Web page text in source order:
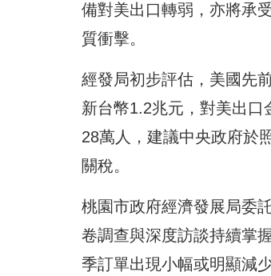
備對美出口轉弱，亦將承
質衝擊。
經發局初步評估，美國先
新台幣1.2兆元，對美出
28萬人，建議中央政府於
關稅。
桃園市政府經濟發展局委
卷調查與深度訪談持續掌
季訂單出現小幅或明顯減